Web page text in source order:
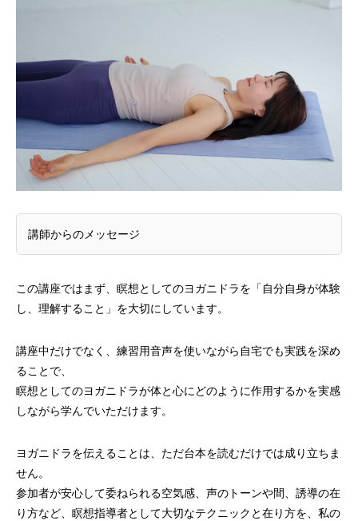
講師からのメッセージ
この講座ではまず、瞑想としてのヨガニドラを「自分自身が体験
し、理解すること」を大切にしています。
講座中だけでなく、練習用音声を使いながら自宅でも実践を深め
ることで、
瞑想としてのヨガニドラが体と心にどのように作用するかを実感
しながら学んでいただけます。
ヨガニドラを伝えることは、ただ台本を読むだけでは成り立ちま
せん。
参加者が安心して委ねられる空気感、声のトーンや間、誘導の在
り方など、瞑想指導者として大切なテクニックと在り方を、私の